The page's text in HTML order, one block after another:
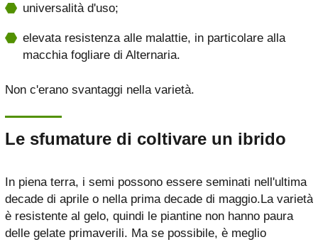
universalità d'uso;
elevata resistenza alle malattie, in particolare alla
macchia fogliare di Alternaria.
Non c'erano svantaggi nella varietà.
Le sfumature di coltivare un ibrido
In piena terra, i semi possono essere seminati nell'ultima
decade di aprile o nella prima decade di maggio.La varietà
è resistente al gelo, quindi le piantine non hanno paura
delle gelate primaverili. Ma se possibile, è meglio